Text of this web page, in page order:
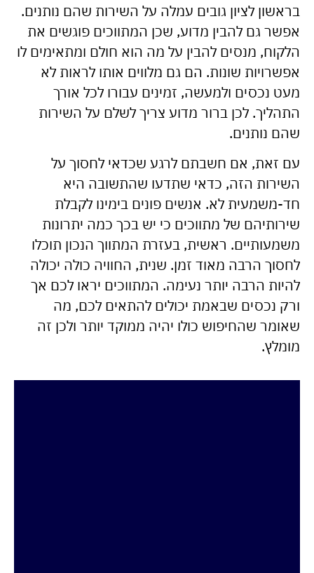
בראשון לציון גובים עמלה על השירות שהם נותנים.
אפשר גם להבין מדוע, שכן המתווכים פוגשים את
הלקוח, מנסים להבין על מה הוא חולם ומתאימים לו
אפשרויות שונות. הם גם מלווים אותו לראות לא
מעט נכסים ולמעשה, זמינים עבורו לכל אורך
התהליך. לכן ברור מדוע צריך לשלם על השירות
שהם נותנים.
עם זאת, אם חשבתם לרגע שכדאי לחסוך על
השירות הזה, כדאי שתדעו שהתשובה היא
חד-משמעית לא. אנשים פונים בימינו לקבלת
שירותיהם של מתווכים כי יש בכך כמה יתרונות
משמעותיים. ראשית, בעזרת המתווך הנכון תוכלו
לחסוך הרבה מאוד זמן. שנית, החוויה כולה יכולה
להיות הרבה יותר נעימה. המתווכים יראו לכם אך
ורק נכסים שבאמת יכולים להתאים לכם, מה
שאומר שהחיפוש כולו יהיה ממוקד יותר ולכן זה
מומלץ.